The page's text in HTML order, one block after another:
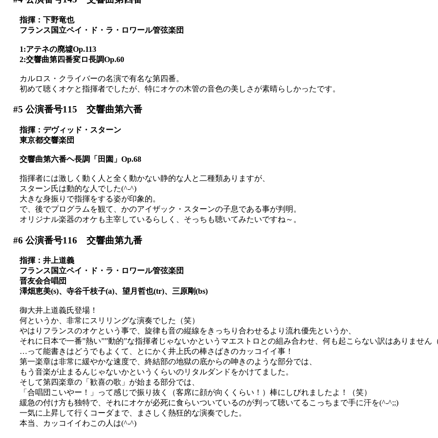
指揮：下野竜也
フランス国立ペイ・ド・ラ・ロワール管弦楽団
1:アテネの廃墟Op.113
2:交響曲第四番変ロ長調Op.60
カルロス・クライバーの名演で有名な第四番。
初めて聴くオケと指揮者でしたが、特にオケの木管の音色の美しさが素晴らしかったです。
#5 公演番号115 交響曲第六番
指揮：デヴィッド・スターン
東京都交響楽団
交響曲第六番ヘ長調「田園」Op.68
指揮者には激しく動く人と全く動かない静的な人と二種類ありますが、
スターン氏は動的な人でした(^-^)
大きな身振りで指揮をする姿が印象的。
で、後でプログラムを観て、かのアイザック・スターンの子息である事が判明。
オリジナル楽器のオケも主宰しているらしく、そっちも聴いてみたいですね～。
#6 公演番号116 交響曲第九番
指揮：井上道義
フランス国立ペイ・ド・ラ・ロワール管弦楽団
晋友会合唱団
澤畑恵美(s)、寺谷千枝子(a)、望月哲也(tr)、三原剛(bs)
御大井上道義氏登場！
何というか、非常にスリリングな演奏でした（笑）
やはりフランスのオケという事で、旋律も音の縦線をきっちり合わせるより流れ優先というか、
それに日本で一番”熱い””動的”な指揮者じゃないかというマエストロとの組み合わせ、何も起こらない訳はありません
…って能書きはどうでもよくて、とにかく井上氏の棒さばきのカッコイイ事！
第一楽章は非常に緩やかな速度で、終結部の地獄の底からの呻きのような部分では、
もう音楽が止まるんじゃないかというくらいのリタルダンドをかけてました。
そして第四楽章の「歓喜の歌」が始まる部分では、
「合唱団こいやー！」って感じで振り抜く（客席に顔が向くくらい！）棒にしびれましたよ！（笑）
緩急の付け方も独特で、それにオケが必死に食らいついているのが判って聴いてるこっちまで手に汗を(^-^;;)
一気に上昇して行くコーダまで、まさしく熱狂的な演奏でした。
本当、カッコイイわこの人は(^-^)